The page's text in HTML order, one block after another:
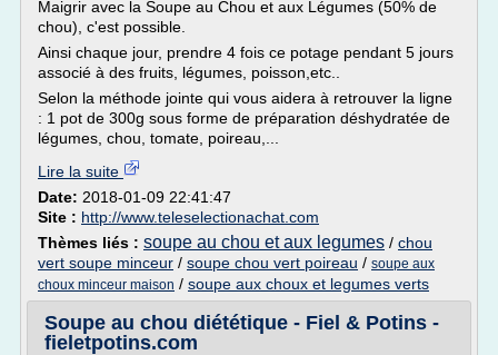
Maigrir avec la Soupe au Chou et aux Légumes (50% de
chou), c'est possible.
Ainsi chaque jour, prendre 4 fois ce potage pendant 5 jours
associé à des fruits, légumes, poisson,etc..
Selon la méthode jointe qui vous aidera à retrouver la ligne
: 1 pot de 300g sous forme de préparation déshydratée de
légumes, chou, tomate, poireau,...
Lire la suite
Date: 2018-01-09 22:41:47
Site : http://www.teleselectionachat.com
Thèmes liés : soupe au chou et aux legumes / chou
vert soupe minceur / soupe chou vert poireau / soupe aux
choux minceur maison / soupe aux choux et legumes verts
Soupe au chou diététique - Fiel & Potins -
fieletpotins.com